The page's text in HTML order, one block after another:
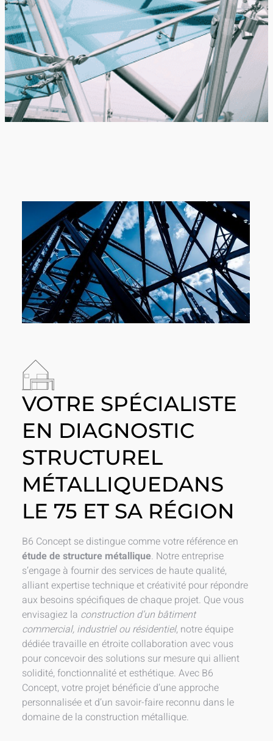
VOTRE SPÉCIALISTE
EN DIAGNOSTIC
STRUCTUREL
MÉTALLIQUEDANS
LE 75 ET SA RÉGION
B6 Concept se distingue comme votre référence en
étude de structure métallique. Notre entreprise
s’engage à fournir des services de haute qualité,
alliant expertise technique et créativité pour répondre
aux besoins spécifiques de chaque projet. Que vous
envisagiez la construction d’un bâtiment
commercial, industriel ou résidentiel, notre équipe
dédiée travaille en étroite collaboration avec vous
pour concevoir des solutions sur mesure qui allient
solidité, fonctionnalité et esthétique. Avec B6
Concept, votre projet bénéficie d’une approche
personnalisée et d’un savoir-faire reconnu dans le
domaine de la construction métallique.